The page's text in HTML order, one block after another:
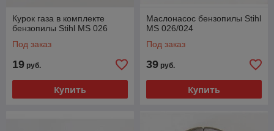
Курок газа в комплекте
бензопилы Stihl MS 026
Под заказ
19 руб.
Купить
Маслонасос бензопилы Stihl
MS 026/024
Под заказ
39 руб.
Купить